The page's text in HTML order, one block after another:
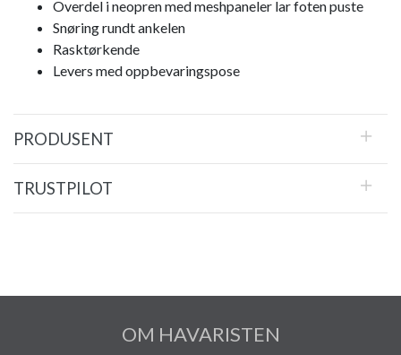
Overdel i neopren med meshpaneler lar foten puste
Snøring rundt ankelen
Rasktørkende
Levers med oppbevaringspose
PRODUSENT
TRUSTPILOT
OM HAVARISTEN